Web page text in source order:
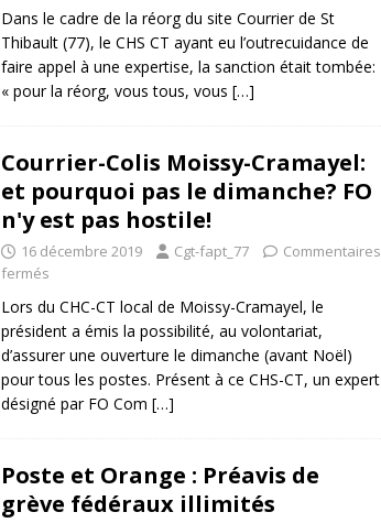
Dans le cadre de la réorg du site Courrier de St
Thibault (77), le CHS CT ayant eu l’outrecuidance de
faire appel à une expertise, la sanction était tombée:
« pour la réorg, vous tous, vous […]
Courrier-Colis Moissy-Cramayel:
et pourquoi pas le dimanche? FO
n'y est pas hostile!
16 décembre 2019 Cgt-fapt_77
Commentaires
fermés
Lors du CHC-CT local de Moissy-Cramayel, le
président a émis la possibilité, au volontariat,
d’assurer une ouverture le dimanche (avant Noël)
pour tous les postes. Présent à ce CHS-CT, un expert
désigné par FO Com […]
Poste et Orange : Préavis de
grève fédéraux illimités